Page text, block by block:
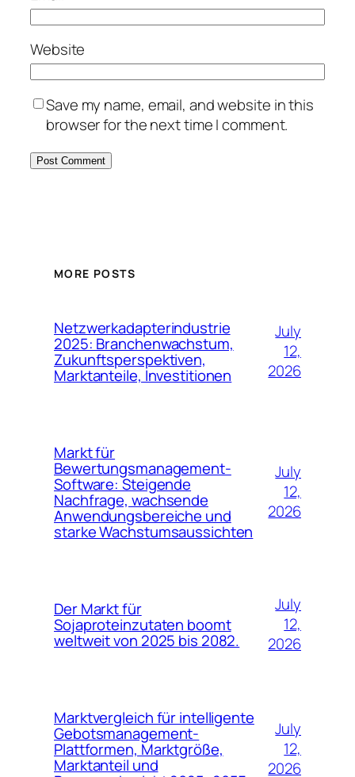
Website
Save my name, email, and website in this
browser for the next time I comment.
MORE POSTS
Netzwerkadapterindustrie
2025: Branchenwachstum,
Zukunftsperspektiven,
Marktanteile, Investitionen
July
12,
2026
Markt für
Bewertungsmanagement-
Software: Steigende
Nachfrage, wachsende
Anwendungsbereiche und
starke Wachstumsaussichten
July
12,
2026
Der Markt für
Sojaproteinzutaten boomt
weltweit von 2025 bis 2082.
July
12,
2026
Marktvergleich für intelligente
Gebotsmanagement-
Plattformen, Marktgröße,
Marktanteil und
July
12,
2026